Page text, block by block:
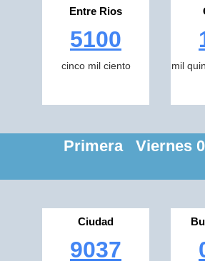
Entre Rios
5100
cinco mil ciento
mil
Primera Viernes
Ciudad
9037